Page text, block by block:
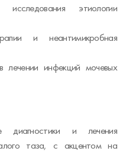
этиологии
и неантимикробная
инфекций мочевых
диагностики и лечения
таза, с акцентом на